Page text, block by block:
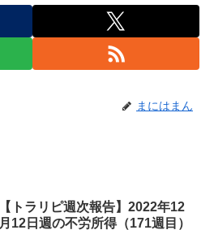
まにはまん
【トラリピ週次報告】2022年12
月12日週の不労所得（171週目）